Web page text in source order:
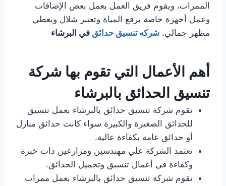
الممرات، ويقوم فريق العمل بعمل بعض الإضافات
وعمل أجهزة خاصة برفع المياة وتعتبر شلال ويعطي
مظهر جمالي. شركه تنسيق حدائق في البرشاء
أهم الأعمال التي تقوم بها شركة
تنسيق الحدائق بالبرشاء
تقوم شركة تنسيق حدائق بالبرشاء بعمل تنسيق
للحدائق الصغيرة والكبيرة سواء كانت حدائق منازل
أو حدائق عامة بكفاءة عالية.
تعتمد الشركة علي مهندسين ومزارعين ذات خبرة
وكفاءة في أعمال تنسيق وتجميل الحدائق.
تقوم شركة تنسيق حدائق بالبرشاء بعمل ممرات